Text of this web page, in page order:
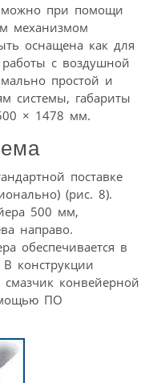
можно при помощи
механизмом
оснащена как для
с воздушной
простой и
системы, габариты
× 1478 мм.
поставке
(рис. 8).
500 мм,
направо.
обеспечивается в
конструкции
смазчик конвейерной
ПО